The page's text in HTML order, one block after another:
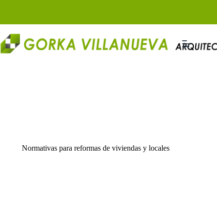
Normativas para reformas de viviendas y locales